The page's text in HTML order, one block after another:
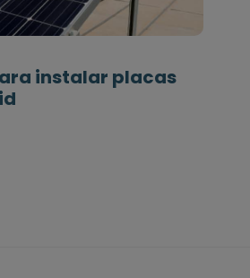
instalar placas